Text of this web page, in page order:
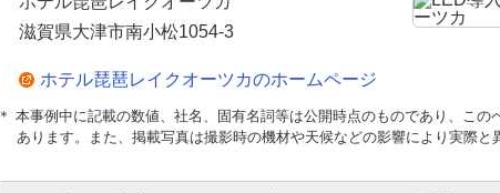
滋賀県大津市南小松1054-3
ホテル琵琶レイクオーツカのホームページ
＊ 本事例中に記載の数値、社名、固有名詞等は公開時点のものであり、こ
あります。また、掲載写真は撮影時の機材や天候などの影響により実際と